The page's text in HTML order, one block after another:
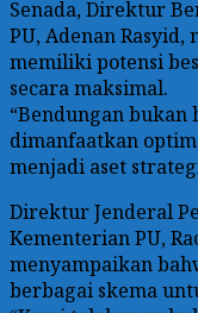
Senada, Direktur
PU, Adenan
memiliki potensi
secara maksimal.
“Bendungan bukan
dimanfaatkan
menjadi aset
Direktur Jenderal
Kementerian PU,
menyampaikan
berbagai skema